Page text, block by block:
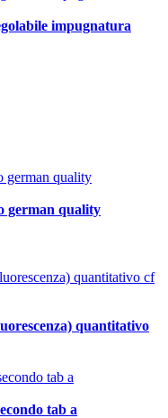
impugnatura
german quality
quantitativo
tab a